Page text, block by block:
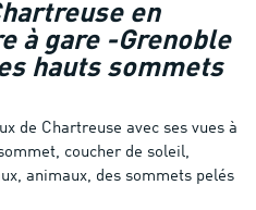
en
à gare -Grenoble
hauts sommets
de Chartreuse avec ses vues à
coucher de soleil,
animaux, des sommets pelés